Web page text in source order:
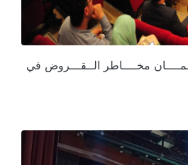
مخــــاطر الــقـــروض في